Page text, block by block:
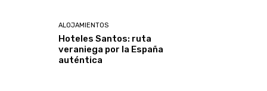
ALOJAMIENTOS
Hoteles Santos: ruta
veraniega por la España
auténtica